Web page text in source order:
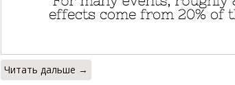
Читать дальше →